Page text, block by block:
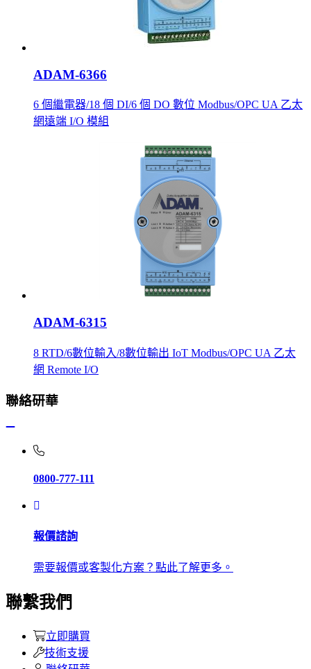
ADAM-6366
6 個繼電器/18 個 DI/6 個 DO 數位 Modbus/OPC UA 乙太
網遠端 I/O 模組
ADAM-6315
8 RTD/6數位輸入/8數位輸出 IoT Modbus/OPC UA 乙太
網 Remote I/O
聯絡研華
0800-777-111
報價諮詢
需要報價或客製化方案？點此了解更多。
聯繫我們
立即購買
技術支援